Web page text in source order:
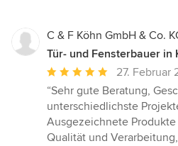
C & F Köhn GmbH & Co.
Tür- und Fensterbauer in
Durchschnittliche
Bewertung:
5
von
5
27. Februar
“Sehr gute Beratung,
unterschiedlichste
Ausgezeichnete
Qualität und